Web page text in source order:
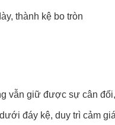
thành kệ bo tròn
vẫn giữ được sự cân
đáy kệ, duy trì cảm